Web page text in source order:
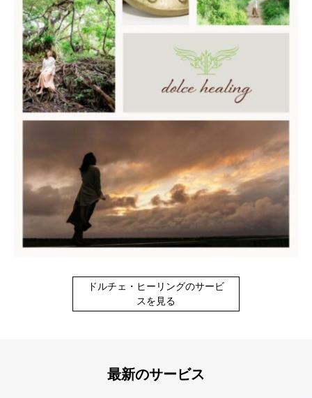
ドルチェ・ヒーリングのサービ
スを見る
最新のサービス